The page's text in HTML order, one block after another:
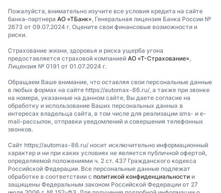
Пожалуйста, внимательно изучите все условия кредита на сайте
банка-партнера АО «ТБанк», Генеральная лицензия Банка России №
2673 от 09.07.2024 г. Оцените свои финансовые возможности и
риски.
Страхование жизни, здоровья и риска ущерба угона
предоставляется страховой компанией АО «Т-Страхование»,
Лицензия № 0191 от 01.07.2024 г.
Обращаем Ваше внимание, что оставляя свои персональные данные
в любых формах на сайте https://automax-86.ru/, а также при звонке
на номера, указанные на данном сайте, Вы даете согласие на
обработку и использование Ваших персональных данных в
интересах владельца сайта, в том числе для реализации sms- и e-
mail-рассылок, отправки уведомлений и совершения телефонных
звонков.
Сайт https://automax-86.ru/ носит исключительно информационный
характер и ни при каких условиях не является публичной офертой,
определяемой положениями ч. 2 ст. 437 Гражданского кодекса
Российской Федерации. Все персональные данные подлежат
обработке в соответствии с политикой конфиденциальности и
защищены Федеральным законом Российской Федерации от 27